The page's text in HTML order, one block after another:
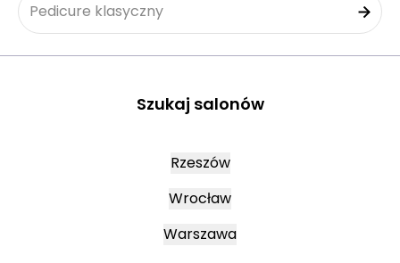
Pedicure klasyczny
Szukaj salonów
Rzeszów
Wrocław
Warszawa